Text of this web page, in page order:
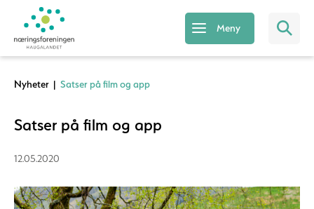
Meny
Nyheter | Satser på film og app
Satser på film og app
12.05.2020